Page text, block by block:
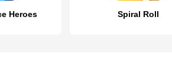
Heroes Spiral Roll